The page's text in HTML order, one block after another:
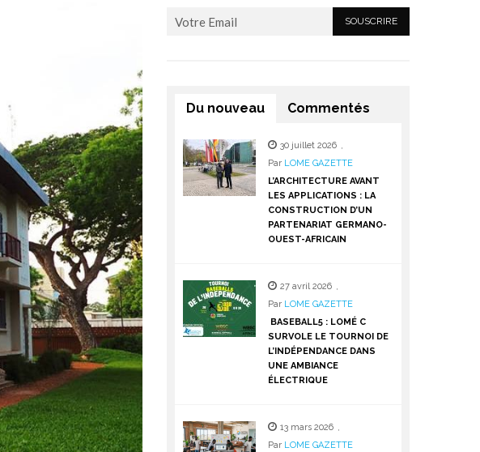
Du nouveau Commentés
30 juillet 2026 ,
Par LOME GAZETTE
L’ARCHITECTURE AVANT
LES APPLICATIONS : LA
CONSTRUCTION D’UN
PARTENARIAT GERMANO-
OUEST-AFRICAIN
27 avril 2026 ,
Par LOME GAZETTE
BASEBALL5 : LOMÉ C
SURVOLE LE TOURNOI DE
L’INDÉPENDANCE DANS
UNE AMBIANCE
ÉLECTRIQUE
13 mars 2026 ,
Par LOME GAZETTE